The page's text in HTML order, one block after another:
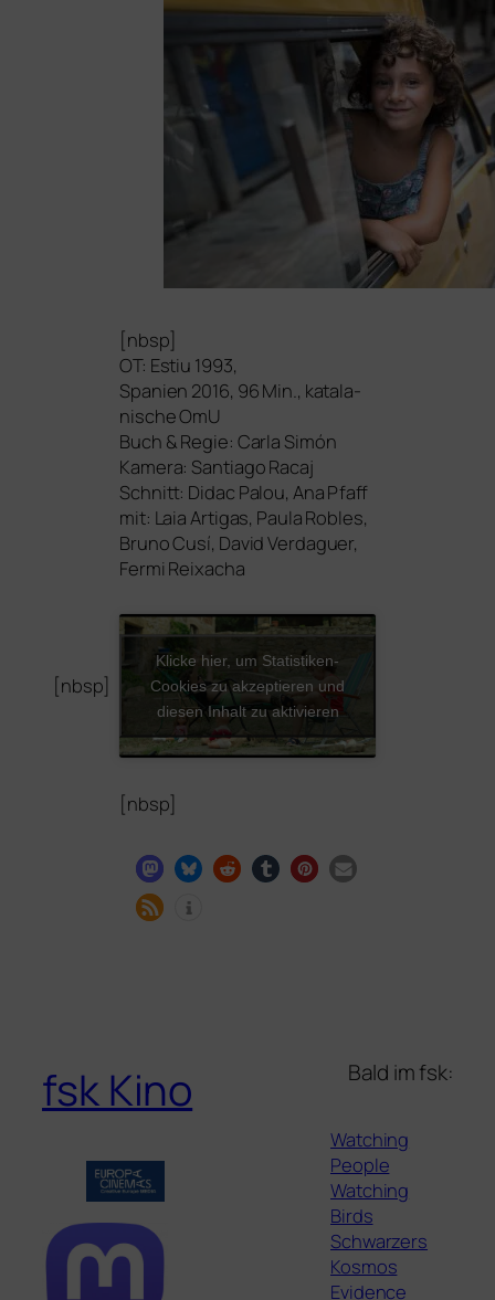
[nbsp]
OT: Estiu 1993,
Spanien 2016, 96 Min., kata­la­
ni­sche OmU
Buch &Regie: Carla Simón
Kamera: Santiago Racaj
Schnitt: Didac Palou, Ana Pfaff
mit: Laia Artigas, Paula Robles,
Bruno Cusí, David Verdaguer,
Fermi Reixacha
[nbsp]
Klicke hier, um Statistiken-
Cookies zu akzeptieren und
diesen Inhalt zu aktivieren
[nbsp]
fsk Kino Bald im fsk:
Watching
People
Watching
Birds
Schwarzers
Kosmos
Evidence